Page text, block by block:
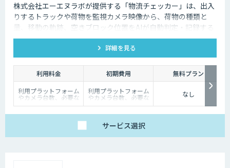
株式会社エーエヌラボが提供する「物流チェッカー」は、出入
りするトラックや荷物を監視カメラ映像から、荷物の種類と
量、移動の軌跡、空きブロック位置をAIが自動判定・記録する
サービスです。
詳細を見る
利用料金 初期費用
無料プラン
利用プラットフォーム
やカメラ台数、必要な
チューニングの量によ
利用プラットフォーム
やカメラ台数、必要な
チューニングの量によ
なし
サービス選択